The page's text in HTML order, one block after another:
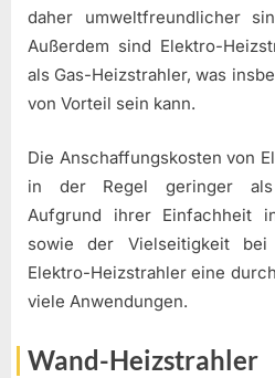
daher umweltfreundlicher
Außerdem sind Elektro-
als Gas-Heizstrahler, was
von Vorteil sein kann.
Die Anschaffungskosten von
in der Regel geringer als
Aufgrund ihrer Einfachheit
sowie der Vielseitigkeit
Elektro-Heizstrahler eine
viele Anwendungen.
Wand-Heizstrahler